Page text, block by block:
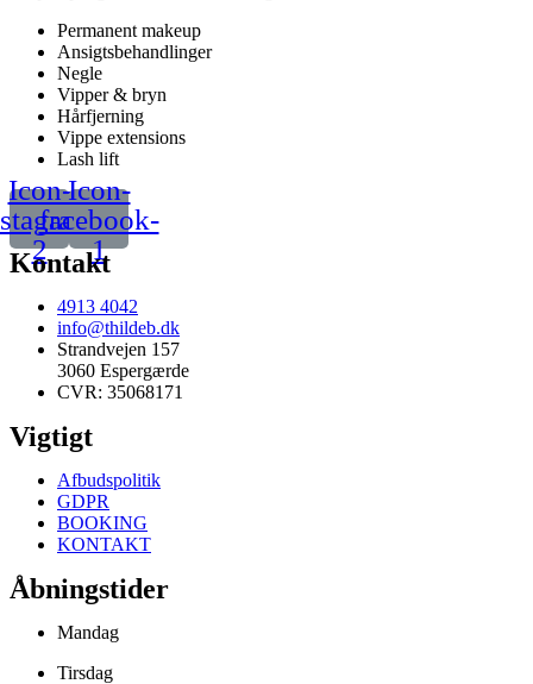
Permanent makeup
Ansigtsbehandlinger
Negle
Vipper & bryn
Hårfjerning
Vippe extensions
Lash lift
Icon-
2
Icon-
facebook-
1
Kontakt
4913 4042
info@thildeb.dk
Strandvejen 157
3060 Espergærde
CVR: 35068171
Vigtigt
Afbudspolitik
GDPR
BOOKING
KONTAKT
Åbningstider
Mandag
Tirsdag